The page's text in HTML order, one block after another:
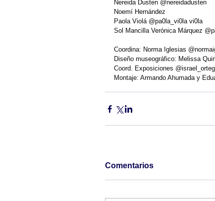
Nereida Dusten @nereidadusten
Noemí Hernández
Paola Violá @pa0la_vi0la vi0la
Sol Mancilla Verónica Márquez
Coordina: Norma Iglesias
Diseño museográfico: Melissa
Coord. Exposiciones
Montaje: Armando Ahumada y
Comentarios